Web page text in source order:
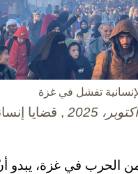
تفشل في غزة
, قضايا
الحرب في غزة، يبدو